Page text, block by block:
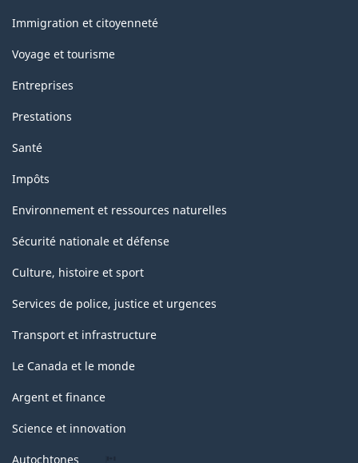
sujets
Immigration et citoyenneté
Voyage et tourisme
Entreprises
Prestations
Santé
Impôts
Environnement et ressources naturelles
Sécurité nationale et défense
Culture, histoire et sport
Services de police, justice et urgences
Transport et infrastructure
Le Canada et le monde
Argent et finance
Science et innovation
Autochtones